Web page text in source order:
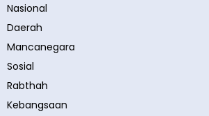
Nasional
Daerah
Mancanegara
Sosial
Rabthah
Kebangsaan